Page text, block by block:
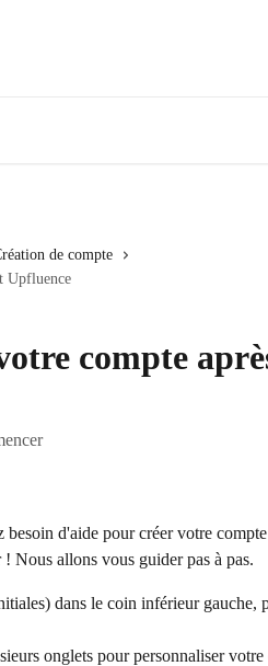
de compte
Upfluence
compte
d'aide pour créer votre
Nous allons vous guider pas à pas.
dans le coin inférieur gauche,
onglets pour personnaliser votre